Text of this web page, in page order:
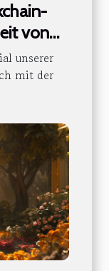
von
unserer
mit der